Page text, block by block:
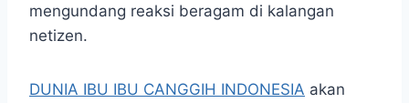
mengundang reaksi beragam di kalangan
netizen.
DUNIA IBU IBU CANGGIH INDONESIA akan